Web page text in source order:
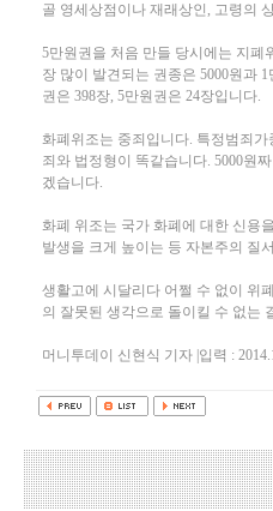
골 영세상점이나 재래상인, 고령의
5만원권을 처음 만들 당시에는 지폐
장 많이 발견되는 권종은 5000원과
권은 398장, 5만원권은 24장입니다.
화폐위조는 중죄입니다. 특정범죄
죄와 법정형이 똑같습니다. 5000원
겠습니다.
화폐 위조는 국가 화폐에 대한 신용
발생을 크게 높이는 등 자본주의 질
생활고에 시달리다 어쩔 수 없이 위
의 잘못된 생각으로 돌이킬 수 없는
머니투데이 신현식 기자 |입력 :